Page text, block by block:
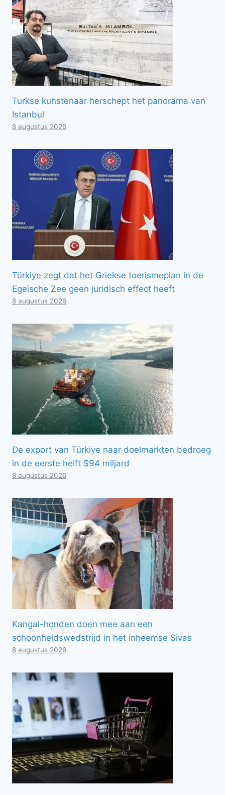
Turkse kunstenaar herschept het panorama van
Istanbul
8 augustus 2026
Türkiye zegt dat het Griekse toerismeplan in de
Egeïsche Zee geen juridisch effect heeft
8 augustus 2026
De export van Türkiye naar doelmarkten bedroeg
in de eerste helft $94 miljard
8 augustus 2026
Kangal-honden doen mee aan een
schoonheidswedstrijd in het inheemse Sivas
8 augustus 2026